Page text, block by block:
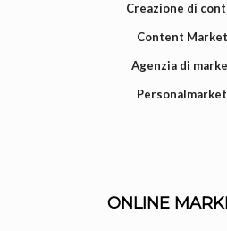
Creazione di
Content
Agenzia di
ONLINE